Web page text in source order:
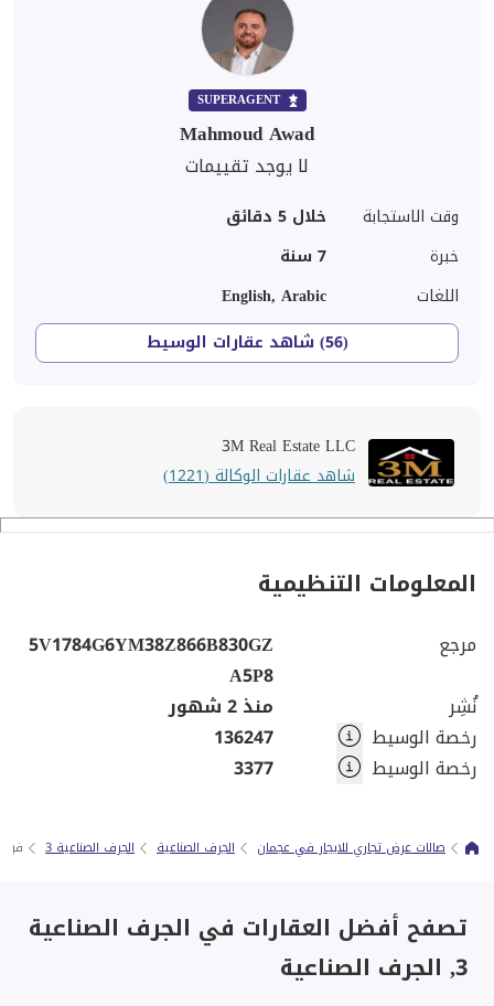
SUPERAGENT
Mahmoud Awad
لا يوجد تقييمات
وقت الاستجابة
خلال 5 دقائق
خبرة
7 سنة
اللغات
English, Arabic
(56) شاهد عقارات الوسيط
3M Real Estate LLC
شاهد عقارات الوكالة (1221)
المعلومات التنظيمية
مرجع
5V1784G6YM38Z866B830GZ
A5P8
نُشِر
منذ 2 شهور
رخصة الوسيط
136247
رخصة الوسيط
3377
صالات عرض تجاري للايجار في عجمان الجرف الصناعية الجرف الصناعية 3
تصفح أفضل العقارات في الجرف الصناعية
3, الجرف الصناعية